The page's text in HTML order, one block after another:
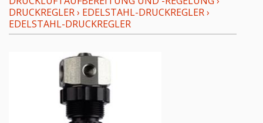
DRUCKREGLER› EDELSTAHL-DRUCKREGLER›
EDELSTAHL-DRUCKREGLER